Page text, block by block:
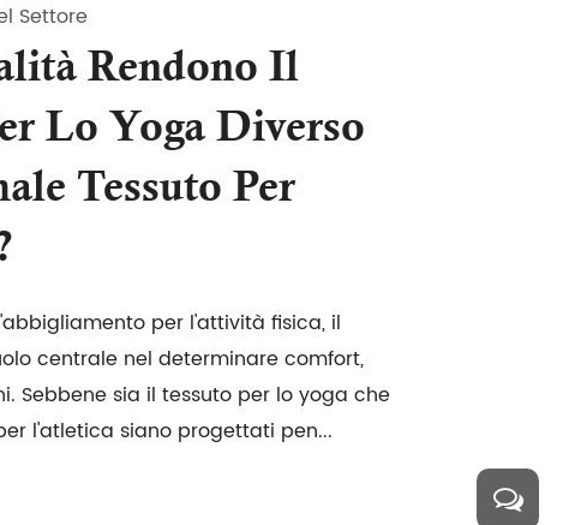
Settore
Rendono Il
Lo Yoga Diverso
Tessuto Per
per l'attività fisica, il
centrale nel determinare comfort,
Sebbene sia il tessuto per lo yoga che
l'atletica siano progettati pen...